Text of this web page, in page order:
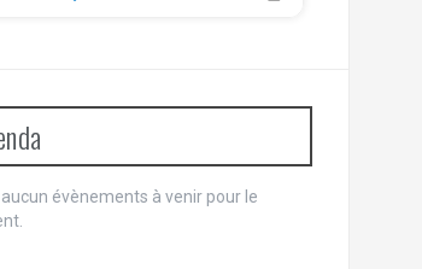
a aucun évènements à venir pour le